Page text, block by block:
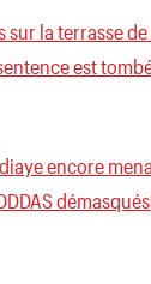
sur la terrasse
est
encore